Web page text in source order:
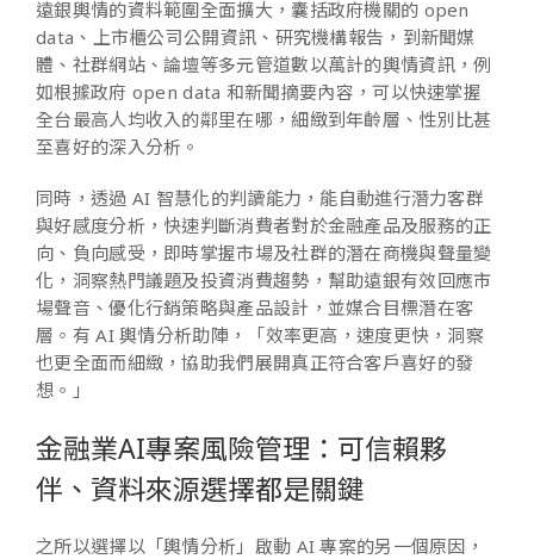
遠銀輿情的資料範圍全面擴大，囊括政府機關的 open
data、上市櫃公司公開資訊、研究機構報告，到新聞媒
體、社群網站、論壇等多元管道數以萬計的輿情資訊，例
如根據政府 open data 和新聞摘要內容，可以快速掌握
全台最高人均收入的鄰里在哪，細緻到年齡層、性別比甚
至喜好的深入分析。
同時，透過 AI 智慧化的判讀能力，能自動進行潛力客群
與好感度分析，快速判斷消費者對於金融產品及服務的正
向、負向感受，即時掌握市場及社群的潛在商機與聲量變
化，洞察熱門議題及投資消費趨勢，幫助遠銀有效回應市
場聲音、優化行銷策略與產品設計，並媒合目標潛在客
層。有 AI 輿情分析助陣，「效率更高，速度更快，洞察
也更全面而細緻，協助我們展開真正符合客戶喜好的發
想。」
金融業AI專案風險管理：可信賴夥
伴、資料來源選擇都是關鍵
之所以選擇以「輿情分析」啟動 AI 專案的另一個原因，